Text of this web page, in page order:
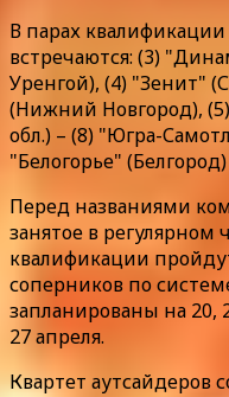
В парах
встречаются: (3)
Уренгой), (4) "Зенит"
(Нижний Новгород),
обл.) – (8) "Югра-
"Белогорье"
Перед названиями
занятое в
квалификации
соперников по
запланированы на 20,
27 апреля.
Квартет аутсайдеров